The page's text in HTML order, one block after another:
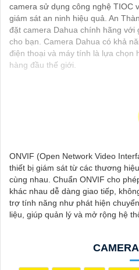
camera sử dụng công nghệ TIOC
giám sát an ninh hiệu quả. An
đặt camera Dahua chính hãng với
cho bạn. Camera Dahua có khả
điện thoại và máy tính là lựa chọn
hàng đầu thế giới.
ONVIF (Open Network Video
thiết bị giám sát từ các thương
cùng nhau. Chuẩn ONVIF cho
khác nhau dễ dàng giao tiếp,
trợ tính năng như phát hiện
liệu, giúp quản lý và mở rộng hệ